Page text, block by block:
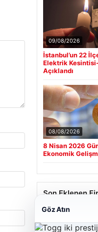
09/08/2026
İstanbul’un 22
Elektrik
Açıklandı
08/08/2026
8 Nisan 2026
Ekonomik
Son Eklenen
23/06/2026
Göz Atın